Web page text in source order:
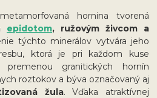
hornina tvorená
epidotom, ružovým živcom a
týchto minerálov vytvára jeho
ktorá je pri každom kuse
granitických hornín
roztokov a býva označovaný aj
žula. Vďaka atraktívnej